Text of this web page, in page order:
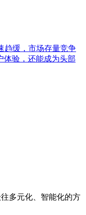
趋缓，市场存量竞争
体验，还能成为头部
多元化、智能化的方